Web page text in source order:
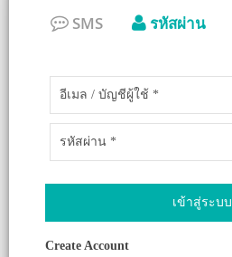
SMS รหัสผ่าน
เข้าสู่ระบบ
Create Account